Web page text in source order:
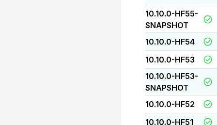
10.10.0-HF55-
SNAPSHOT
10.10.0-HF54
10.10.0-HF53
10.10.0-HF53-
SNAPSHOT
10.10.0-HF52
10.10.0-HF51